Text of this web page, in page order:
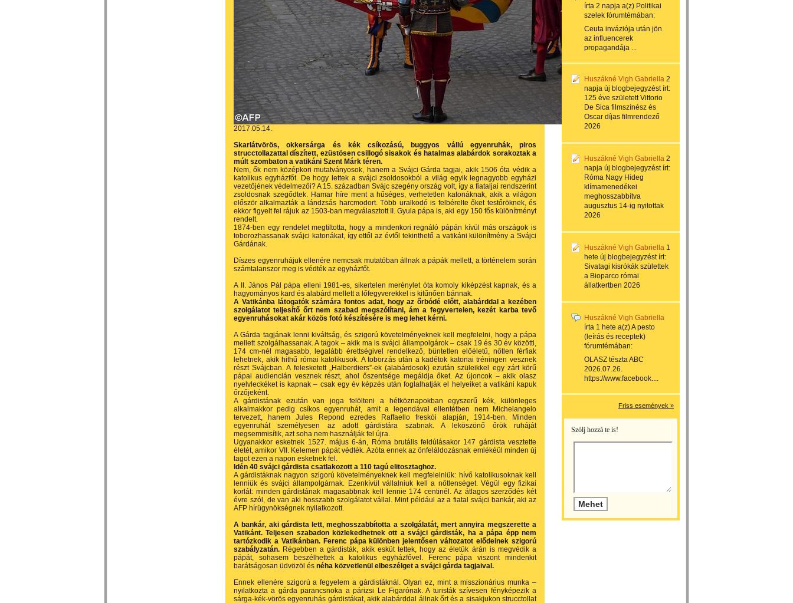
2017.05.14.
Skarlátvörös, okkersárga és kék csíkozású, buggyos vállú egyenruhák, piros
strucctollazattal díszített, ezüstösen csillogó sisakok és hatalmas alabárdok sorakoztak a
múlt szombaton a vatikáni Szent Márk téren.
Nem, ők nem középkori mutatványosok, hanem a Svájci Gárda tagjai, akik 1506 óta védik a
katolikus egyházfőt. De hogy lettek a svájci zsoldosokból a világ egyik legnagyobb egyházi
vezetőjének védelmezői? A 15. században Svájc szegény ország volt, így a fiataljai rendszerint
zsoldosnak szegődtek. Hamar híre ment a hűséges, verhetetlen katonáknak, akik a világon
először alkalmazták a lándzsás harcmodort. Több uralkodó is felbérelte őket testőröknek, és
ekkor figyelt fel rájuk az 1503-ban megválasztott II. Gyula pápa is, aki egy 150 fős különítményt
rendelt.
1874-ben egy rendelet megtiltotta, hogy a mindenkori regnáló pápán kívül más országok is
toborozhassanak svájci katonákat, így ettől az évtől tekinthető a vatikáni különítmény a Svájci
Gárdának.
Díszes egyenruhájuk ellenére nemcsak mutatóban állnak a pápák mellett, a történelem során
számtalanszor meg is védték az egyházfőt.
A II. János Pál pápa elleni 1981-es, sikertelen merénylet óta komoly kiképzést kapnak, és a
hagyományos kard és alabárd mellett a lőfegyverekkel is kitűnően­ bánnak.
A Vatikánba látogatók számára fontos adat, hogy az őrbódé előtt, alabárddal a kezében
szolgálatot teljesítő őrt nem szabad megszólítani, ám a fegyvertelen, kezét karba tevő
egyenruhásokat akár közös fotó készítésére is meg lehet kérni.
A Gárda tagjának lenni kiváltság, és szigorú követelményeknek kell megfelelni, hogy a pápa
mellett szolgálhassanak. A tagok – akik ma is svájci állampolgárok – csak 19 és 30 év közötti,
174 cm-nél magasabb, legalább érettségivel rendelkező, büntetlen előéletű, nőtlen férfiak
lehetnek, akik hithű római katolikusok. A toborzás után a kadétok katonai tréningen vesznek
részt Svájcban. A felesketett „Halberdiers”-ek (alabárdosok) ezután szüleikkel egy zárt körű
pápai audiencián vesznek részt, ahol őszentsége megáldja őket. Az újoncok – akik olasz
nyelvleckéket is kapnak – csak egy év képzés után foglalhatják el helyeiket a vatikáni kapuk
őrzőjeként.
A gárdistának ezután van joga felölteni a hétközna­pokban egyszerű kék, különleges
alkalmakkor pedig csíkos egyenruhát, amit a legendával ellentétben nem Michel­angelo
tervezett, hanem Jules Repond ezredes Raffaello freskói alapján, 1914-ben. Minden
egyenruhát személyesen az adott gárdistára szabnak. A leköszönő őrök ruháját
megsemmisítik, azt soha nem használják fel újra.
Ugyanakkor esketnek 1527. május 6-án, Róma brutális feldúlásakor 147 gárdista vesztette
életét, amikor VII. Kelemen pápát védték. Azóta ennek az önfeláldozásnak emlékéül minden új
tagot ezen a napon esketnek fel.
Idén 40 svájci gárdista csatlakozott a 110 tagú elitosztaghoz.
A gárdistáknak nagyon szigorú követelményeknek kell megfelelniük: hívő katolikusoknak kell
lenniük és svájci állampolgárnak. Ezenkívül vállalniuk kell a nőtlenséget. Végül egy fizikai
korlát: minden gárdistának magasabbnak kell lennie 174 centinél. Az átlagos szerződés két
évre szól, de van aki hosszabb szolgálatot vállal. Mint például az a fiatal svájci bankár, aki az
AFP hírügynökségnek nyilatkozott.
A bankár, aki gárdista lett, meghosszabbította a szolgálatát, mert annyira megszerette a
Vatikánt. Teljesen szabadon közlekedhetnek ott a svájci gárdisták, ha a pápa épp nem
tartózkodik a Vatikánban. Ferenc pápa különben jelentősen változatot elődeinek szigorú
szabályzatán. Régebben a gárdisták, akik esküt tettek, hogy az életük árán is megvédik a
pápát, sohasem beszélhettek a katolikus egyházfővel. Ferenc pápa viszont mindenkit
barátságosan üdvözöl és néha közvetlenül elbeszélget a svájci gárda tagjaival.
Ennek ellenére szigorú a fegyelem a gárdistáknál. Olyan ez, mint a misszionárius munka –
nyilatkozta a gárda parancsnoka a párizsi Le Figarónak. A turisták szívesen fényképezik a
sárga-kék-vörös egyenruhás gárdistákat, akik alabárddal állnak őrt és a sisakjukon strucctollat
írta 2 napja a(z) Politikai
szelek fórumtémában:
Ceuta inváziója után jön
az influencerek
propagandája ...
Huszákné Vigh Gabriella 2
napja új blogbejegyzést írt:
125 éve született Vittorio
De Sica filmszínész és
Oscar díjas filmrendező
2026
Huszákné Vigh Gabriella 2
napja új blogbejegyzést írt:
Róma Nagy Hideg
klímamenedékei
meghosszabbítva
augusztus 14-ig nyitottak
2026
Huszákné Vigh Gabriella 1
hete új blogbejegyzést írt:
Sivatagi kisrókák születtek
a Bioparco római
állatkertben 2026
Huszákné Vigh Gabriella
írta 1 hete a(z)A pesto
(leírás és receptek)
fórumtémában:
OLASZ tészta ABC
2026.07.26.
https://www.facebook....
Friss események »
Szólj hozzá te is!